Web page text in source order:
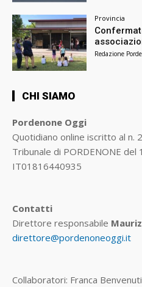
Provincia
Redazione
CHI SIAMO
Pordenone Oggi
Quotidiano online iscritto al n.
Tribunale di PORDENONE
IT01816440935
Contatti
Direttore responsabile
direttore@pordenoneoggi.it
Collaboratori: Franca